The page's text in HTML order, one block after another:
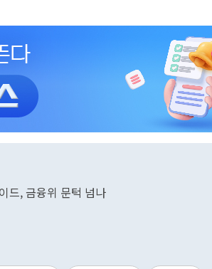
드, 금융위 문턱 넘나